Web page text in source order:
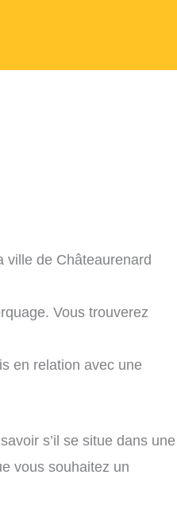
ville de Châteaurenard
Vous trouverez
en relation avec une
s’il se situe dans une
vous souhaitez un